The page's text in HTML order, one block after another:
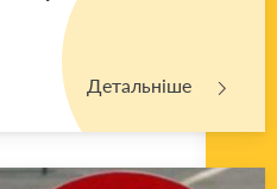
Детальніше